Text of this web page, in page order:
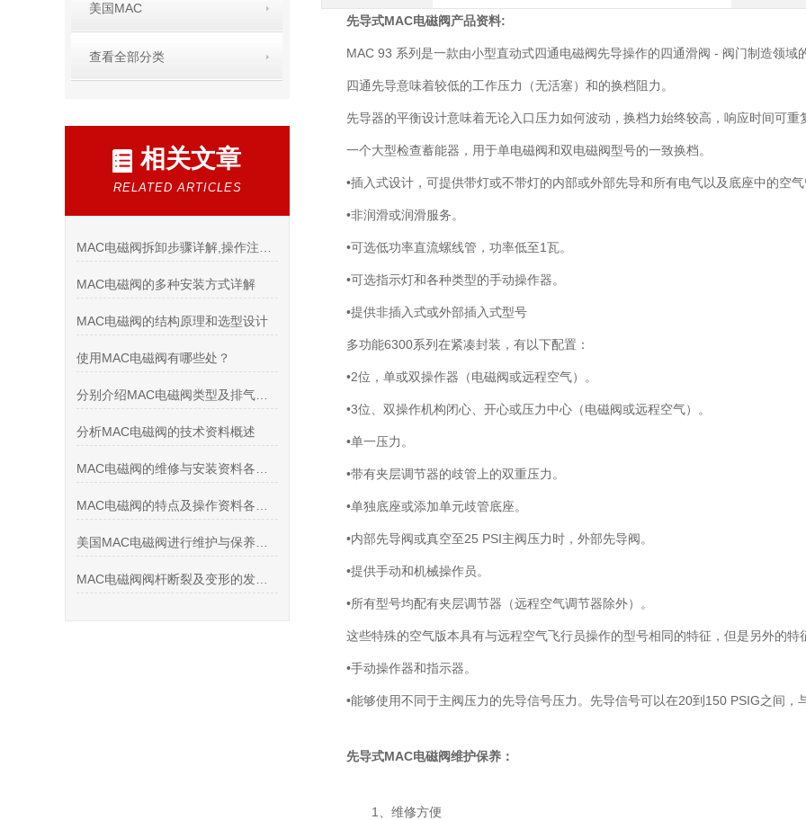
美国MAC
查看全部分类
相关文章
RELATED ARTICLES
MAC电磁阀的多种安装方式详解
MAC电磁阀的结构原理和选型设计
使用MAC电磁阀有哪些处？
分析MAC电磁阀的技术资料概述
先导式MAC电磁阀产品资料:
MAC 93 系列是一款由小型直动式四通电磁阀先导操作的四通滑阀 - 阀门制造领域
四通先导意味着较低的工作压力（无活塞）和的换档阻力。
先导器的平衡设计意味着无论入口压力如何波动，换档力始终较高，响应时间可重
一个大型检查蓄能器，用于单电磁阀和双电磁阀型号的一致换档。
•插入式设计，可提供带灯或不带灯的内部或外部先导和所有电气以及底座中的空
•非润滑或润滑服务。
•可选低功率直流螺线管，功率低至1瓦。
•可选指示灯和各种类型的手动操作器。
•提供非插入式或外部插入式型号
多功能6300系列在紧凑封装，有以下配置：
•2位，单或双操作器（电磁阀或远程空气）。
•3位、双操作机构闭心、开心或压力中心（电磁阀或远程空气）。
•单一压力。
•带有夹层调节器的歧管上的双重压力。
•单独底座或添加单元歧管底座。
•内部先导阀或真空至25 PSI主阀压力时，外部先导阀。
•提供手动和机械操作员。
•所有型号均配有夹层调节器（远程空气调节器除外）。
这些特殊的空气版本具有与远程空气飞行员操作的型号相同的特征，但是另外的特
•手动操作器和指示器。
•能够使用不同于主阀压力的先导信号压力。先导信号可以在20到150 PSIG之间，
先导式MAC电磁阀维护保养：
1、维修方便